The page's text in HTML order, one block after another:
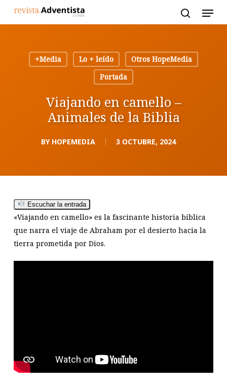
+Media
Lo + leído
Otros HopeMedia
Portada
Viajando en camello –
Animales de la Biblia
BY HOPEMEDIA 3 OCTUBRE, 2024
Escuchar la entrada
«Viajando en camello» es la fascinante historia bíblica
que narra el viaje de Abraham por el desierto hacia la
tierra prometida por Dios.